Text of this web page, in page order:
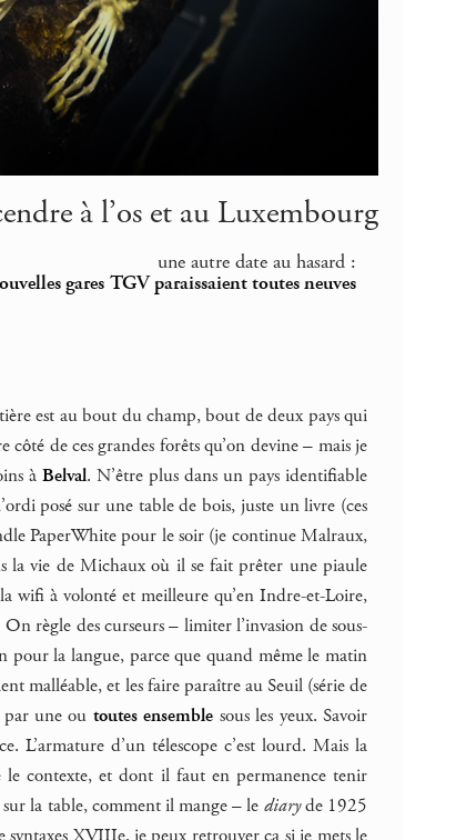
à l’os et au Luxembourg
une autre date au hasard :
gares TGV paraissaient toutes neuves
est au bout du champ, bout de deux pays qui
côté de ces grandes forêts qu’on devine – mais je
àBelval. N’être plus dans un pays identifiable
posé sur une table de bois, juste un livre (ces
PaperWhite pour le soir (je continue Malraux,
la vie de Michaux où il se fait prêter une piaule
wifi à volonté et meilleure qu’en Indre-et-Loire,
règle des curseurs – limiter l’invasion de sous-
pour la langue, parce que quand même le matin
malléable, et les faire paraître au Seuil (série de
par une ou toutes ensemble sous les yeux. Savoir
L’armature d’un télescope c’est lourd. Mais la
le contexte, et dont il faut en permanence tenir
la table, comment il mange – le diaryde 1925